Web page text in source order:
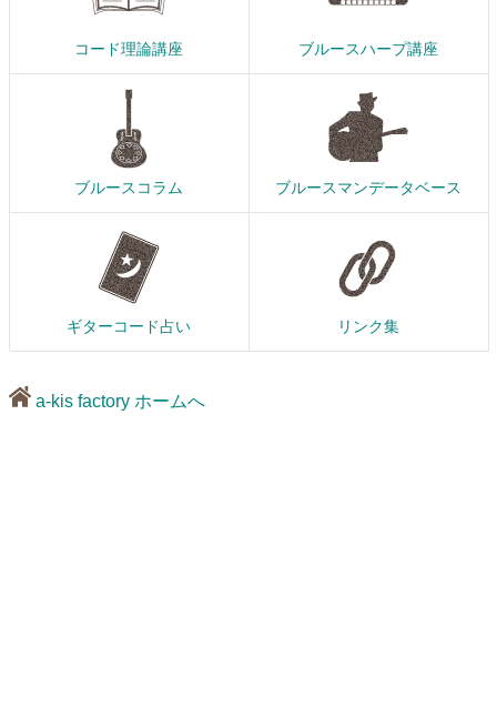
コード理論講座 ブルースハープ講座
ブルースコラム ブルースマンデータベース
ギターコード占い リンク集
a-kis factory ホームへ